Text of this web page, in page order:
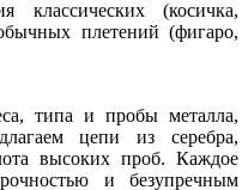
классических (косичка,
плетений (фигаро,
типа и пробы металла,
цепи из серебра,
высоких проб. Каждое
и безупречным